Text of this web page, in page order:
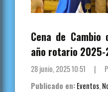
Cena de
año rotario 2025-
28 junio, 2025 10:51 |
Publicado en: Eventos,